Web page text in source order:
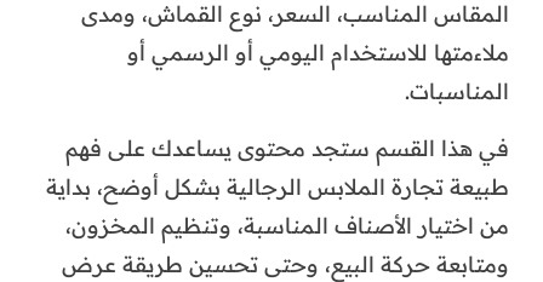
المقاس المناسب، السعر، نوع القماش، ومدى
ملاءمتها للاستخدام اليومي أو الرسمي أو
المناسبات.
في هذا القسم ستجد محتوى يساعدك على فهم
طبيعة تجارة الملابس الرجالية بشكل أوضح، بداية
من اختيار الأصناف المناسبة، وتنظيم المخزون،
ومتابعة حركة البيع، وحتى تحسين طريقة عرض